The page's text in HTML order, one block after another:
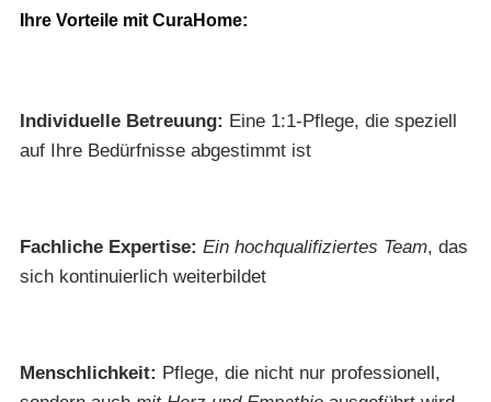
Ihre Vorteile mit CuraHome:
Individuelle Betreuung: Eine 1:1-Pflege, die speziell
auf Ihre Bedürfnisse abgestimmt ist
Fachliche Expertise: Ein hochqualifiziertes Team, das
sich kontinuierlich weiterbildet
Menschlichkeit: Pflege, die nicht nur professionell,